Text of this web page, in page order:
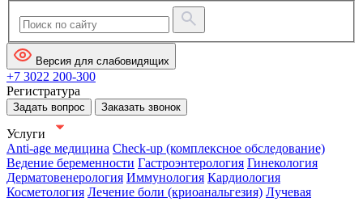
Версия для слабовидящих
+7 3022 200-300
Регистратура
Задать вопрос Заказать звонок
Услуги
Anti-age медицина Check-up (комплексное обследование)
Ведение беременности Гастроэнтерология Гинекология
Дерматовенерология Иммунология Кардиология
Косметология Лечение боли (криоанальгезия) Лучевая